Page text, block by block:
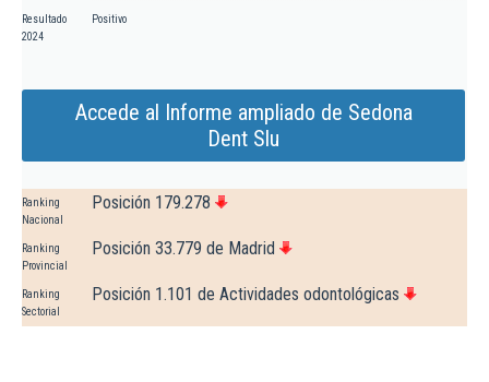
Resultado
2024
Positivo
Accede al Informe ampliado de Sedona
Dent Slu
Ranking
Nacional
Posición 179.278
Ranking
Provincial
Posición 33.779 de Madrid
Ranking
Sectorial
Posición 1.101 de Actividades odontológicas